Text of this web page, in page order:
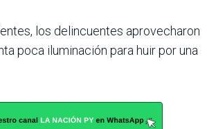
los delincuentes aprovecharon
poca iluminación para huir por una